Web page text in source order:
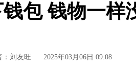
包 钱物一样
：刘友旺 2025年03月06日 09:08